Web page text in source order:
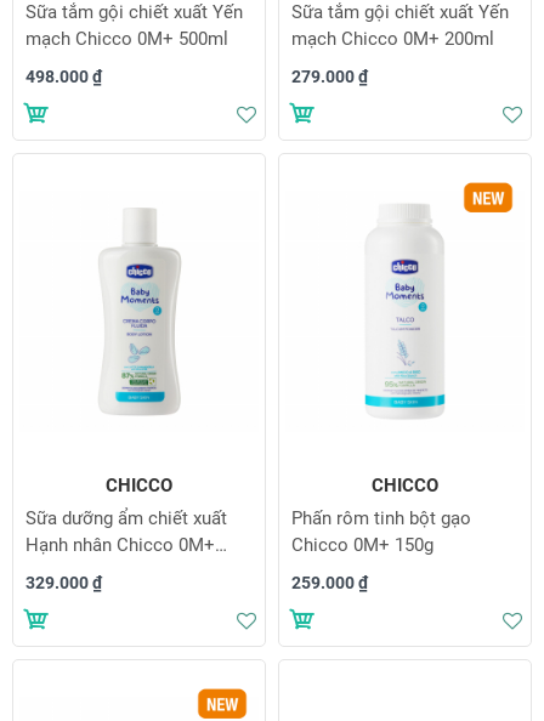
Sữa tắm gội chiết xuất Yến
mạch Chicco 0M+ 500ml
498.000 ₫
Thêm vào danh sách yêu thích
Sữa tắm gội chiết xuất Yến
mạch Chicco 0M+ 200ml
279.000 ₫
CHICCO
Sữa dưỡng ẩm chiết xuất
Hạnh nhân Chicco 0M+
329.000 ₫
Thêm vào danh sách yêu thích
CHICCO
Phấn rôm tinh bột gạo
Chicco 0M+ 150g
259.000 ₫